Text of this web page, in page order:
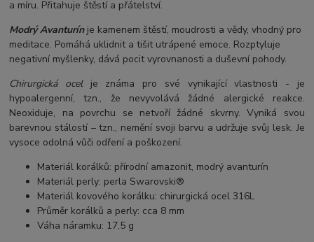
a míru. Přitahuje štěstí a přátelství.
Modrý Avanturínje kamenem štěstí, moudrosti a vědy, vhodný pro
meditace. Pomáhá uklidnit a tišit utrápené emoce. Rozptyluje
negativní myšlenky, dává pocit vyrovnanosti a duševní pohody.
Chirurgická ocelje známa pro své vynikající vlastnosti - je
hypoalergenní, tzn., že nevyvolává žádné alergické reakce.
Neoxiduje, na povrchu se netvoří žádné skvrny. Vyniká svou
barevnou stálostí – tzn., nemění svoji barvu a udržuje svůj lesk. Je
vysoce odolná vůči odření a poškození.
Materiál korálků: přírodní amazonit, modrý avanturín
Materiál perly: perla Swarovski®
Materiál kovového korálku: chirurgická ocel 316L
Průměr korálků a perly: cca 8 mm
Váha náramku: 17,5 g